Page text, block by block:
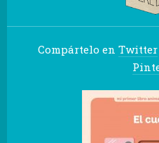
Compártelo en Twitter